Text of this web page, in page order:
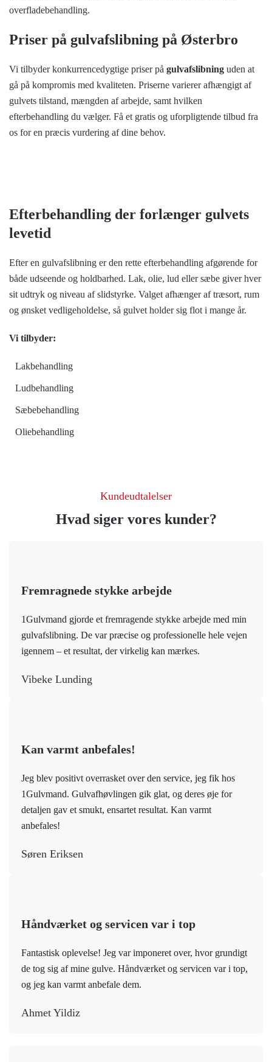
overfladebehandling.
Priser på gulvafslibning på Østerbro
Vi tilbyder konkurrencedygtige priser på gulvafslibning uden at
gå på kompromis med kvaliteten. Priserne varierer afhængigt af
gulvets tilstand, mængden af arbejde, samt hvilken
efterbehandling du vælger. Få et gratis og uforpligtende tilbud fra
os for en præcis vurdering af dine behov.
Efterbehandling der forlænger gulvets
levetid
Efter en gulvafslibning er den rette efterbehandling afgørende for
både udseende og holdbarhed. Lak, olie, lud eller sæbe giver hver
sit udtryk og niveau af slidstyrke. Valget afhænger af træsort, rum
og ønsket vedligeholdelse, så gulvet holder sig flot i mange år.
Vi tilbyder:
Lakbehandling
Ludbehandling
Sæbebehandling
Oliebehandling
Kundeudtalelser
Hvad siger vores kunder?
Fremragnede stykke arbejde
1Gulvmand gjorde et fremragende stykke arbejde med min
gulvafslibning. De var præcise og professionelle hele vejen
igennem – et resultat, der virkelig kan mærkes.
Vibeke Lunding
Kan varmt anbefales!
Jeg blev positivt overrasket over den service, jeg fik hos
1Gulvmand. Gulvafhøvlingen gik glat, og deres øje for
detaljen gav et smukt, ensartet resultat. Kan varmt
anbefales!
Søren Eriksen
Håndværket og servicen var i top
Fantastisk oplevelse! Jeg var imponeret over, hvor grundigt
de tog sig af mine gulve. Håndværket og servicen var i top,
og jeg kan varmt anbefale dem.
Ahmet Yildiz